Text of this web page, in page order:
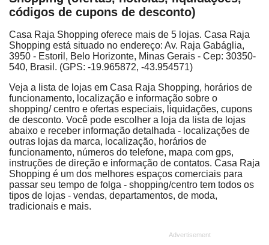
códigos de cupons de desconto)
Casa Raja Shopping oferece mais de 5 lojas. Casa Raja
Shopping está situado no endereço: Av. Raja Gabáglia,
3950 - Estoril, Belo Horizonte, Minas Gerais - Cep: 30350-
540, Brasil. (GPS: -19.965872, -43.954571)
Veja a lista de lojas em Casa Raja Shopping, horários de
funcionamento, localização e informação sobre o
shopping/ centro e ofertas especiais, liquidações, cupons
de desconto. Você pode escolher a loja da lista de lojas
abaixo e receber informação detalhada - localizações de
outras lojas da marca, localização, horários de
funcionamento, números do telefone, mapa com gps,
instruções de direção e informação de contatos. Casa Raja
Shopping é um dos melhores espaços comerciais para
passar seu tempo de folga - shopping/centro tem todos os
tipos de lojas - vendas, departamentos, de moda,
tradicionais e mais.